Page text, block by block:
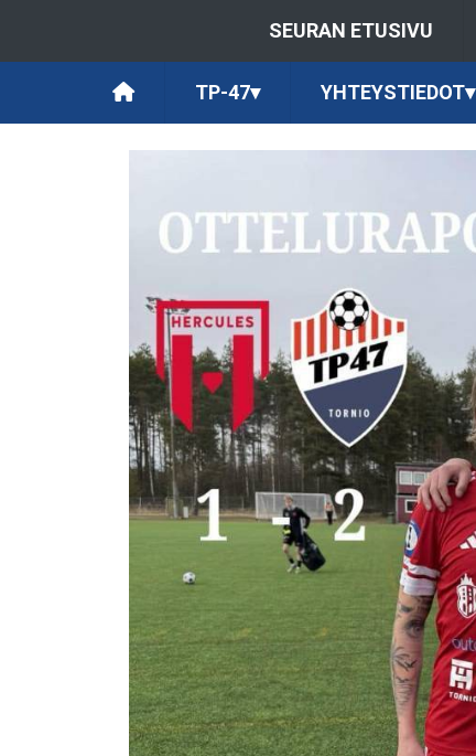
SEURAN ETUSIVU
TP-47▾ YHTEYSTIEDOT▾